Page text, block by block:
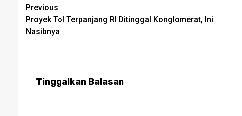
Post
navigation
Previous
Proyek Tol Terpanjang RI Ditinggal Konglomerat, Ini
Nasibnya
Tinggalkan Balasan